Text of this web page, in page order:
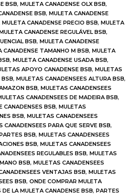
BSB, MULETA CANADENSE OLX BSB,
BSB, MULETA CANADENSE
MULETA CANADENSE PRECIO BSB, MULETA
CANADENSE REGULÁVEL BSB,
BSB, MULETA CANADENSE
CANADENSE TAMANHO M BSB, MULETA
, MULETA CANADENSE USADA BSB,
APOYO CANADENSE BSB, MULETAS
BSB, MULETAS CANADENSEES ALTURA BSB,
BSB, MULETAS CANADENSEES
CANADENSEES DE MADEIRA BSB,
CANADENSES BSB, MULETAS
BSB, MULETAS CANADENSEES
CANADENSEES PARA QUE SERVE BSB,
BSB, MULETAS CANADENSEES
BSB, MULETAS CANADENSEES
REGULABLES BSB, MULETAS
BSB, MULETAS CANADENSEES
VENTAJAS BSB, MULETAS
BSB, ONDE COMPRAR MULETA
DE LA MULETA CANADENSE BSB, PARTES